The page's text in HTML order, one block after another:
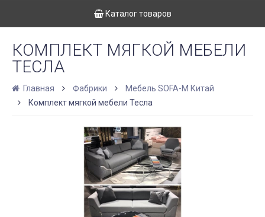
Каталог товаров
КОМПЛЕКТ МЯГКОЙ МЕБЕЛИ
ТЕСЛА
Главная Фабрики
Мебель SOFA-M Китай
Комплект мягкой мебели Тесла